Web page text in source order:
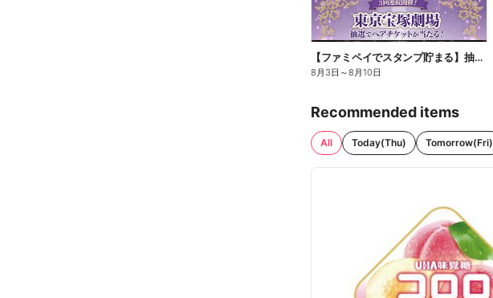
【ファミペイでスタンプ貯まる】抽選でペアチケットが当たる!
8月3日 ～8月10日
Recommended items
All Today(Thu) Tomorrow(Fri)